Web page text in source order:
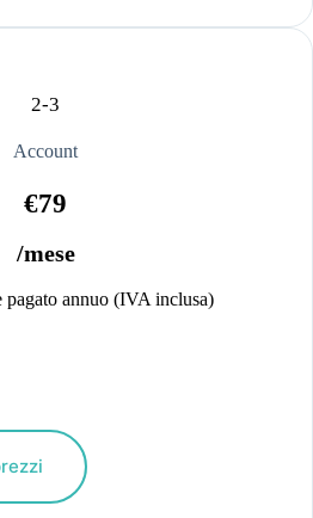
2-3
Account
€79
/mese
pagato annuo (IVA inclusa)